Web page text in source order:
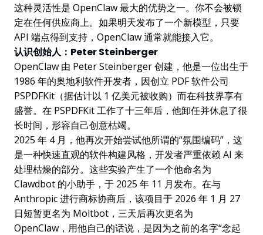
这种灵活性是 OpenClaw 最大的优势之一。你不会被锁
定在任何供应商上。如果明天发布了一个新模型，只要
API 端点得到支持，OpenClaw 通常就能接入它。
认识创始人：Peter Steinberger
OpenClaw 由 Peter Steinberger 创建，他是一位出生于
1986 年的奥地利软件开发者，因创立 PDF 软件公司
PSPDFKit（据估计以 1 亿美元被收购）而在科技界享有
盛誉。在 PSPDFKit 工作了十三年后，他卸任并休息了很
长时间，形容自己创意枯竭。
2025 年 4 月，他再次开始尝试他所谓的“氛围编码”，这
是一种快速直观的软件构建风格，开发者严重依赖 AI 来
处理枯燥的部分。这些实验产生了一个他命名为
Clawdbot 的小助手，于 2025 年 11 月发布。在与
Anthropic 进行商标协商后，该项目于 2026 年 1 月 27
日短暂更名为 Moltbot，三天后再次更名为
OpenClaw，用他自己的话说，是因为之前的名字“念起